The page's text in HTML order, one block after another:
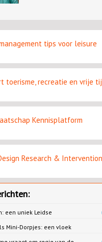
tips voor leisure
toerisme, recreatie en vrije
Kennisplatform
Research &
een uniek Leidse
Mini-Dorpjes: een vloek